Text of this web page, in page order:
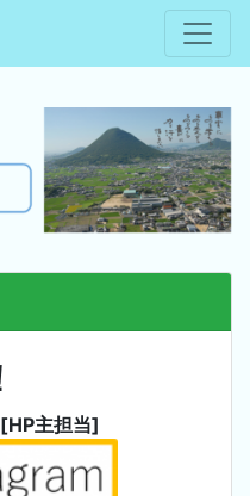
[HP主担当]